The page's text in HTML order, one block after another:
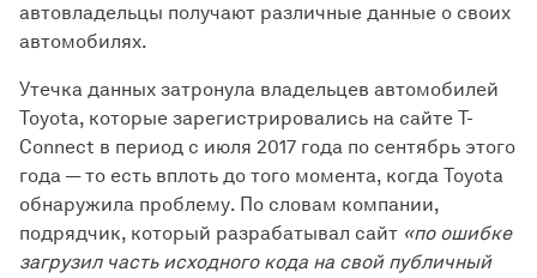
автовладельцы получают различные данные о своих
автомобилях.
Утечка данных затронула владельцев автомобилей
Toyota, которые зарегистрировались на сайте T-
Connect в период с июля 2017 года по сентябрь этого
года — то есть вплоть до того момента, когда Toyota
обнаружила проблему. По словам компании,
подрядчик, который разрабатывал сайт «по ошибке
загрузил часть исходного кода на свой публичный